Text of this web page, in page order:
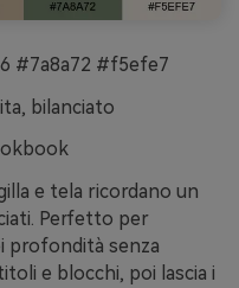
#7a8a72 #f5efe7
bilanciato
e tela ricordano un
Perfetto per
profondità senza
e blocchi, poi lascia i